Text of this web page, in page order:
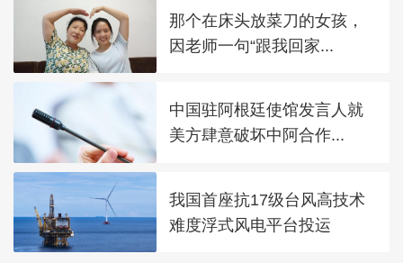
那个在床头放菜刀的女孩，
因老师一句“跟我回家...
中国驻阿根廷使馆发言人就
美方肆意破坏中阿合作...
我国首座抗17级台风高技术
难度浮式风电平台投运